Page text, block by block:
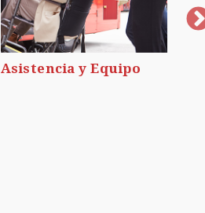
Asistencia y Equipo